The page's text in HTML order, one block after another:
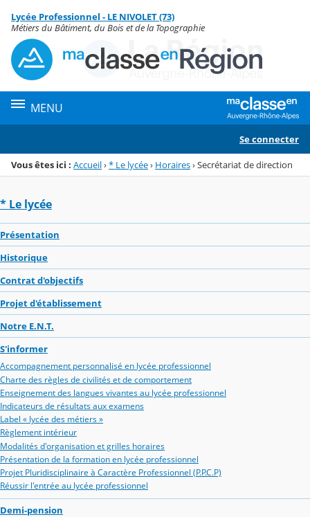
Menu de la rubrique
Contenu
Lycée Professionnel - LE NIVOLET (73)
Métiers du Bâtiment, du Bois et de la Topographie
MENU
Se connecter
Vous êtes ici : Accueil›* Le lycée› Horaires›Secrétariat de direction
* Le lycée
Présentation
Historique
Contrat d'objectifs
Projet d'établissement
Notre E.N.T.
S'informer
Accompagnement personnalisé en lycée professionnel
Charte des règles de civilités et de comportement
Enseignement des langues vivantes au lycée professionnel
Indicateurs de résultats aux examens
Label « lycée des métiers »
Règlement intérieur
Modalités d'organisation et grilles horaires
Présentation de la formation en lycée professionnel
Projet Pluridisciplinaire à Caractère Professionnel (P.P.C.P)
Réussir l'entrée au lycée professionnel
Demi-pension